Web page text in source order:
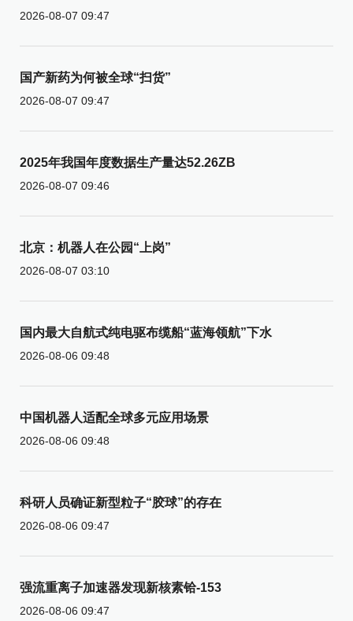
2026-08-07 09:47
国产新药为何被全球“扫货”
2026-08-07 09:47
2025年我国年度数据生产量达52.26ZB
2026-08-07 09:46
北京：机器人在公园“上岗”
2026-08-07 03:10
国内最大自航式纯电驱布缆船“蓝海领航”下水
2026-08-06 09:48
中国机器人适配全球多元应用场景
2026-08-06 09:48
科研人员确证新型粒子“胶球”的存在
2026-08-06 09:47
强流重离子加速器发现新核素铪-153
2026-08-06 09:47